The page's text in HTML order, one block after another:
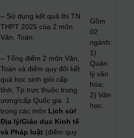
– Sử dụng kết quả thi TN
THPT 2025 của 2 môn
Văn, Toán;
– Tổng điểm 2 môn Văn,
Toán và điểm quy đổi kết
quả học sinh giỏi cấp
tỉnh, Tp trực thuộc trung
ương/cấp Quốc gia 1
trong các môn Lịch sử/
Địa lý/Giáo dục Kinh tế
và Pháp luật (điểm quy
Gồm
02
ngành:
1)
Quản
lý văn
hóa;
2) Văn
học.